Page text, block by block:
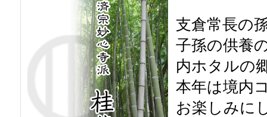
支倉常長の
子孫の供養
内ホタルの
本年は境内
お楽しみに